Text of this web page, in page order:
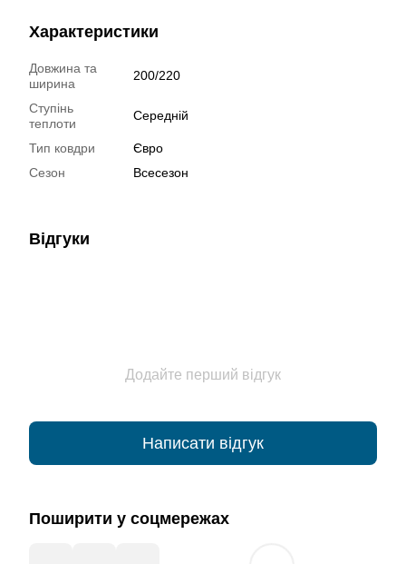
Характеристики
Довжина та
ширина
200/220
Ступінь
теплоти
Середній
Тип ковдри
Євро
Сезон
Всесезон
Відгуки
Додайте перший відгук
Написати відгук
Поширити у соцмережах